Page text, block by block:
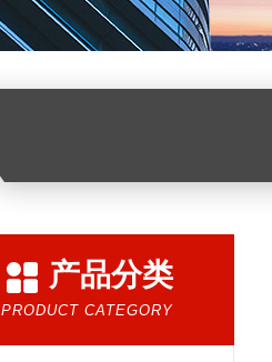
产品分类
PRODUCT CATEGORY